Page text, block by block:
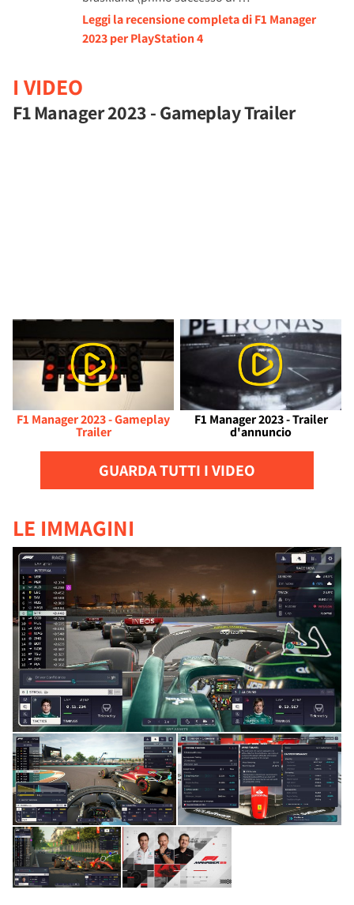
Leggi la recensione completa di F1 Manager
2023 per PlayStation 4
I VIDEO
F1 Manager 2023 - Gameplay Trailer
F1 Manager 2023 - Gameplay
Trailer
F1 Manager 2023 - Trailer
d'annuncio
GUARDA TUTTI I VIDEO
LE IMMAGINI